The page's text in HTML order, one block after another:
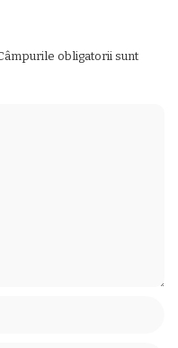
obligatorii sunt